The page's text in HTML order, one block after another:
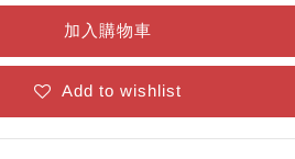
加入購物車
Add to wishlist